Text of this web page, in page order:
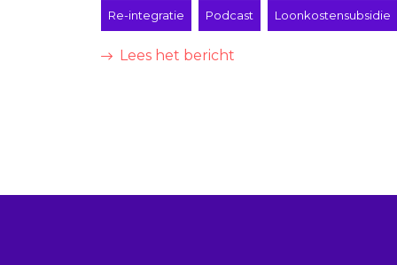
Re-integratie Podcast Loonkostensubsidie
Lees het bericht